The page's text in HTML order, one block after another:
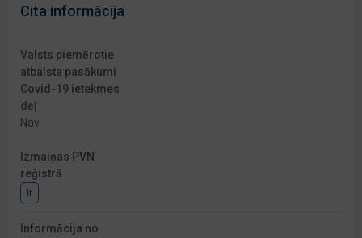
Cita informācija
Valsts piemērotie
atbalsta pasākumi
Covid-19 ietekmes
dēļ
Nav
Izmaiņas PVN
reģistrā
Ir
Informācija no